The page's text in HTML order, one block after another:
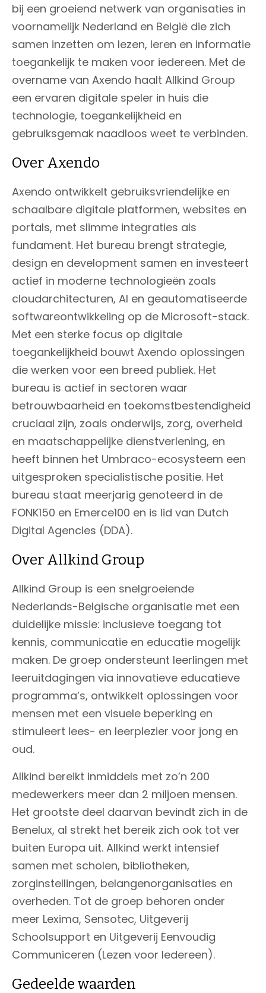
bij een groeiend netwerk van organisaties in
voornamelijk Nederland en België die zich
samen inzetten om lezen, leren en informatie
toegankelijk te maken voor iedereen. Met de
overname van Axendo haalt Allkind Group
een ervaren digitale speler in huis die
technologie, toegankelijkheid en
gebruiksgemak naadloos weet te verbinden.
Over Axendo
Axendo ontwikkelt gebruiksvriendelijke en
schaalbare digitale platformen, websites en
portals, met slimme integraties als
fundament. Het bureau brengt strategie,
design en development samen en investeert
actief in moderne technologieën zoals
cloudarchitecturen, AI en geautomatiseerde
softwareontwikkeling op de Microsoft-stack.
Met een sterke focus op digitale
toegankelijkheid bouwt Axendo oplossingen
die werken voor een breed publiek. Het
bureau is actief in sectoren waar
betrouwbaarheid en toekomstbestendigheid
cruciaal zijn, zoals onderwijs, zorg, overheid
en maatschappelijke dienstverlening, en
heeft binnen het Umbraco-ecosysteem een
uitgesproken specialistische positie. Het
bureau staat meerjarig genoteerd in de
FONK150 en Emerce100 en is lid van Dutch
Digital Agencies (DDA).
Over Allkind Group
Allkind Group is een snelgroeiende
Nederlands-Belgische organisatie met een
duidelijke missie: inclusieve toegang tot
kennis, communicatie en educatie mogelijk
maken. De groep ondersteunt leerlingen met
leeruitdagingen via innovatieve educatieve
programma’s, ontwikkelt oplossingen voor
mensen met een visuele beperking en
stimuleert lees- en leerplezier voor jong en
oud.
Allkind bereikt inmiddels met zo’n 200
medewerkers meer dan 2 miljoen mensen.
Het grootste deel daarvan bevindt zich in de
Benelux, al strekt het bereik zich ook tot ver
buiten Europa uit. Allkind werkt intensief
samen met scholen, bibliotheken,
zorginstellingen, belangenorganisaties en
overheden. Tot de groep behoren onder
meer Lexima, Sensotec, Uitgeverij
Schoolsupport en Uitgeverij Eenvoudig
Communiceren (Lezen voor Iedereen).
Gedeelde waarden